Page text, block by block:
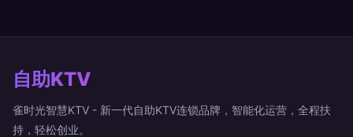
自助KTV
雀时光智慧KTV - 新一代自助KTV连锁品牌，智能化运营，全程扶
持，轻松创业。